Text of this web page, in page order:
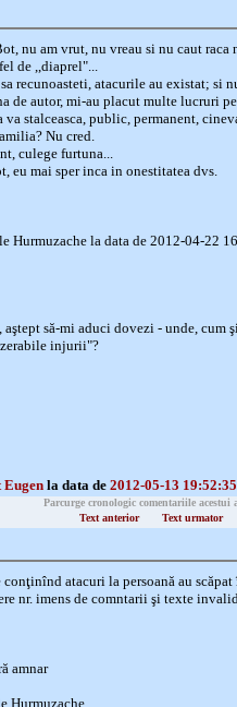
nu am vrut, nu vreau si nu caut
de ,,diaprel"...
recunoasteti, atacurile au existat; si
de autor, mi-au placut multe lucruri
va stalceasca, public, permanent,
Nu cred.
culege furtuna...
eu mai sper inca in onestitatea dvs.
Hurmuzache la data de 2012-04-22
să-mi aduci dovezi - unde, cum
injurii"?
Eugenla data de 2012-05-13 19:52:35
Parcurge cronologic comentariile acestui
Text anterior
Text urmator
atacuri la persoană au
nr. imens de comntarii şi texte
amnar
Hurmuzache